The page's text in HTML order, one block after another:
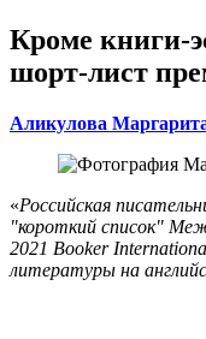
Кроме книги-
шорт-лист
Аликулова
«Российская
"короткий список"
2021 Booker
литературы на